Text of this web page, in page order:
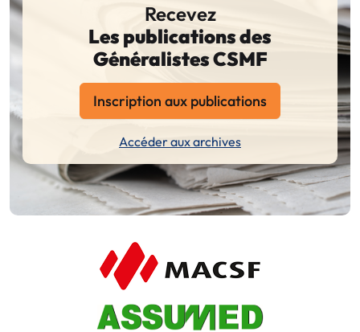
Recevez
Les publications des
Généralistes CSMF
Inscription aux publications
Accéder aux archives